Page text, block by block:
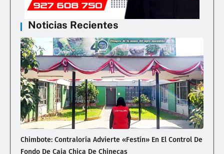
Noticias Recientes
Chimbote: Contraloría Advierte «Festín» En El Control De
Fondo De Caja Chica De Chinecas